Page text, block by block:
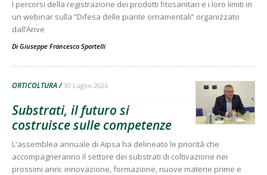
I percorsi della registrazione dei prodotti fitosanitari e i loro limiti in
un webinar sulla “Difesa delle piante ornamentali” organizzato
dall’Anve
Di Giuseppe Francesco Sportelli
ORTICOLTURA 30 Luglio 2026
Substrati, il futuro si
costruisce sulle competenze
L'assemblea annuale di Aipsa ha delineato le priorità che
accompagneranno il settore dei substrati di coltivazione nei
prossimi anni: innovazione, formazione, nuove materie prime e